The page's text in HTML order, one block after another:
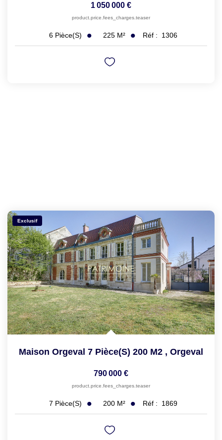
1 050 000 €
product.price.fees_charges.teaser
6 Pièce(s) 225 M² Réf : 1306
Exclusif
Maison Orgeval 7 Pièce(s) 200 M2 , Orgeval
790 000 €
product.price.fees_charges.teaser
7 Pièce(s) 200 M² Réf : 1869